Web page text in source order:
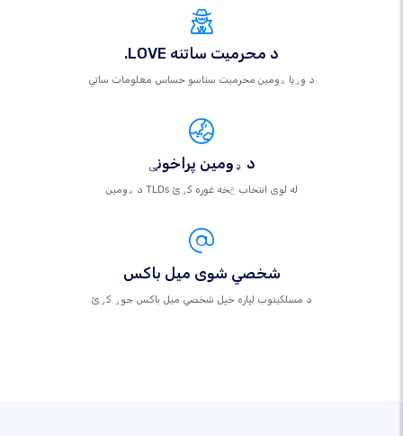
.LOVE د محرمیت ساتنه
د وړیا ډومین محرمیت ستاسو حساس معلومات ساتي
د ډومین پراخونې
د ډومین TLDs له لوی انتخاب څخه غوره کړئ
شخصي شوی میل باکس
د مسلکيتوب لپاره خپل شخصي میل باکس جوړ کړئ